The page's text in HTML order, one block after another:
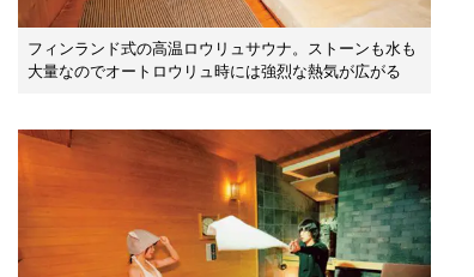
フィンランド式の高温ロウリュサウナ。ストーンも水も
大量なのでオートロウリュ時には強烈な熱気が広がる